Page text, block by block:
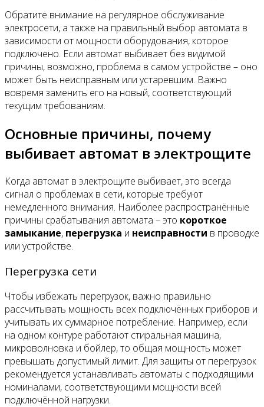
Обратите внимание на регулярное обслуживание
электросети, а также на правильный выбор автомата в
зависимости от мощности оборудования, которое
подключено. Если автомат выбивает без видимой
причины, возможно, проблема в самом устройстве – оно
может быть неисправным или устаревшим. Важно
вовремя заменить его на новый, соответствующий
текущим требованиям.
Основные причины, почему
выбивает автомат в электрощите
Когда автомат в электрощите выбивает, это всегда
сигнал о проблемах в сети, которые требуют
немедленного внимания. Наиболее распространённые
причины срабатывания автомата – это короткое
замыкание, перегрузка и неисправности в проводке
или устройстве.
Перегрузка сети
Чтобы избежать перегрузок, важно правильно
рассчитывать мощность всех подключённых приборов и
учитывать их суммарное потребление. Например, если
на одном контуре работают стиральная машина,
микроволновка и бойлер, то общая мощность может
превышать допустимый лимит. Для защиты от перегрузок
рекомендуется устанавливать автоматы с подходящими
номиналами, соответствующими мощности всей
подключённой нагрузки.